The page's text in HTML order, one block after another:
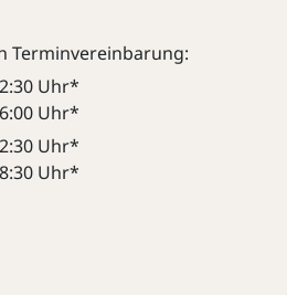
Terminvereinbarung:
Uhr*
Uhr*
Uhr*
Uhr*